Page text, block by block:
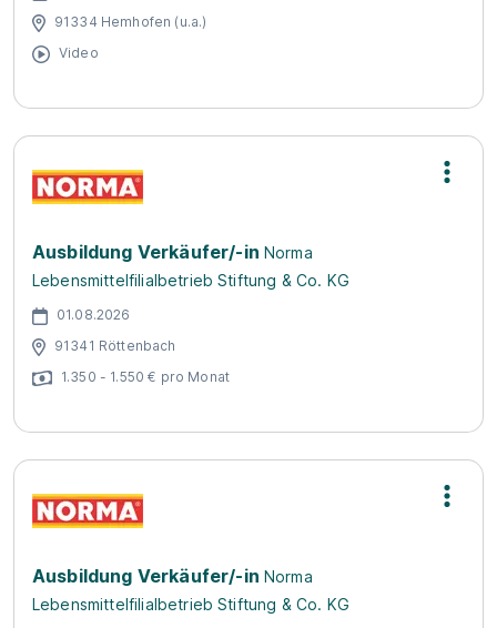
91334 Hemhofen (u.a.)
Video
Ausbildung Verkäufer/-in Norma
Lebensmittelfilialbetrieb Stiftung & Co. KG
01.08.2026
91341 Röttenbach
1.350 - 1.550 € pro Monat
Ausbildung Verkäufer/-in Norma
Lebensmittelfilialbetrieb Stiftung & Co. KG